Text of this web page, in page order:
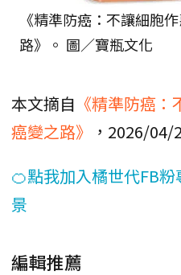
《精準防癌：不讓細胞
路》。 圖／寶瓶文化
本文摘自 《精準防癌
癌變之路》
，2026/04/
🍊點我加入橘世代FB
景
編輯推薦